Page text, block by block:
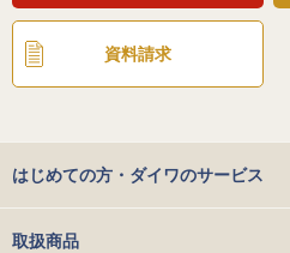
資料請求
はじめての方・ダイワのサービス
取扱商品